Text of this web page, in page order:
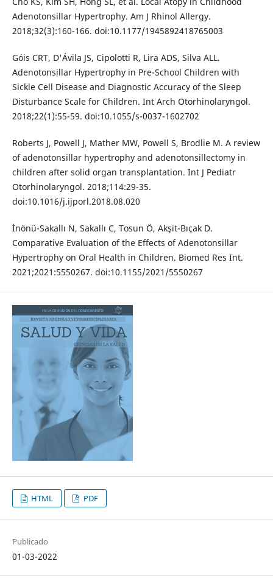
Adenotonsillar Hypertrophy. Am J Rhinol Allergy.
2018;32(3):160-166. doi:10.1177/1945892418765003
Góis CRT, D'Ávila JS, Cipolotti R, Lira ADS, Silva ALL.
Adenotonsillar Hypertrophy in Pre-School Children with
Sickle Cell Disease and Diagnostic Accuracy of the Sleep
Disturbance Scale for Children. Int Arch Otorhinolaryngol.
2018;22(1):55-59. doi:10.1055/s-0037-1602702
Roberts J, Powell J, Mather MW, Powell S, Brodlie M. A review
of adenotonsillar hypertrophy and adenotonsillectomy in
children after solid organ transplantation. Int J Pediatr
Otorhinolaryngol. 2018;114:29-35.
doi:10.1016/j.ijporl.2018.08.020
İnönü-Sakallı N, Sakallı C, Tosun Ö, Akşit-Bıçak D.
Comparative Evaluation of the Effects of Adenotonsillar
Hypertrophy on Oral Health in Children. Biomed Res Int.
2021;2021:5550267. doi:10.1155/2021/5550267
HTML PDF
Publicado
01-03-2022